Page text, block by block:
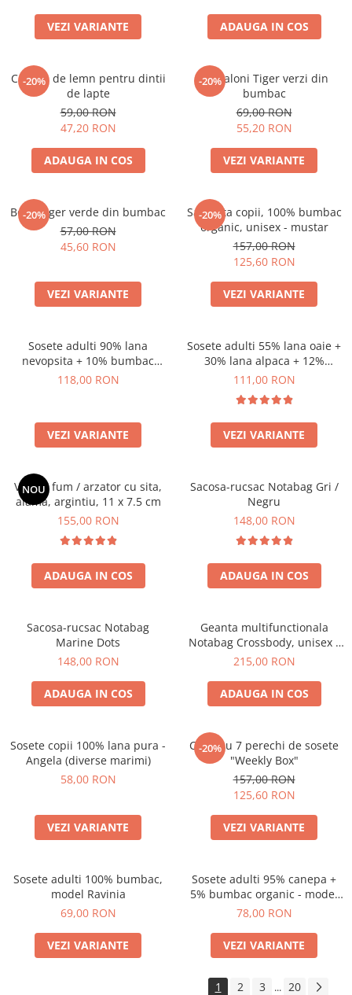
VEZI VARIANTE ADAUGA IN COS
-20%
Cutiuta de lemn pentru dintii
de lapte
59,00 RON
47,20 RON
ADAUGA IN COS
-20%
Pantaloni Tiger verzi din
bumbac
69,00 RON
55,20 RON
VEZI VARIANTE
-20%
Body Tiger verde din bumbac
57,00 RON
45,60 RON
VEZI VARIANTE
-20%
Salopeta copii, 100% bumbac
organic, unisex - mustar
157,00 RON
125,60 RON
VEZI VARIANTE
Sosete adulti 90% lana
nevopsita + 10% bumbac
organic, model Chiara
118,00 RON
VEZI VARIANTE
Sosete adulti 55% lana oaie +
30% lana alpaca + 12%
bumbac + 3% canepa, model
111,00 RON
VEZI VARIANTE
NOU
Vas de fum / arzator cu sita,
alama, argintiu, 11 x 7.5 cm
155,00 RON
ADAUGA IN COS
Sacosa-rucsac Notabag Gri /
Negru
148,00 RON
ADAUGA IN COS
Sacosa-rucsac Notabag
Marine Dots
148,00 RON
ADAUGA IN COS
Geanta multifunctionala
Notabag Crossbody, unisex -
verde
215,00 RON
ADAUGA IN COS
Sosete copii 100% lana pura -
Angela (diverse marimi)
58,00 RON
VEZI VARIANTE
-20%
Cutie cu 7 perechi de sosete
"Weekly Box"
157,00 RON
125,60 RON
VEZI VARIANTE
Sosete adulti 100% bumbac,
model Ravinia
69,00 RON
VEZI VARIANTE
Sosete adulti 95% canepa +
5% bumbac organic - model
Paola (diverse marimi)
78,00 RON
VEZI VARIANTE
1 2 3 ... 20